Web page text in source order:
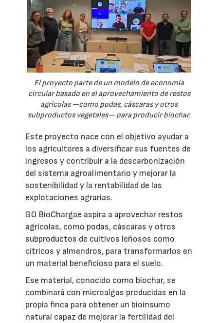
El proyecto parte de un modelo de economía
circular basado en el aprovechamiento de restos
agrícolas —como podas, cáscaras y otros
subproductos vegetales— para producir biochar.
Este proyecto nace con el objetivo ayudar a
los agricultores a diversificar sus fuentes de
ingresos y contribuir a la descarbonización
del sistema agroalimentario y mejorar la
sostenibilidad y la rentabilidad de las
explotaciones agrarias.
GO BioChargae aspira a aprovechar restos
agrícolas, como podas, cáscaras y otros
subproductos de cultivos leñosos como
cítricos y almendros, para transformarlos en
un material beneficioso para el suelo.
Ese material, conocido como biochar, se
combinará con microalgas producidas en la
propia finca para obtener un bioinsumo
natural capaz de mejorar la fertilidad del